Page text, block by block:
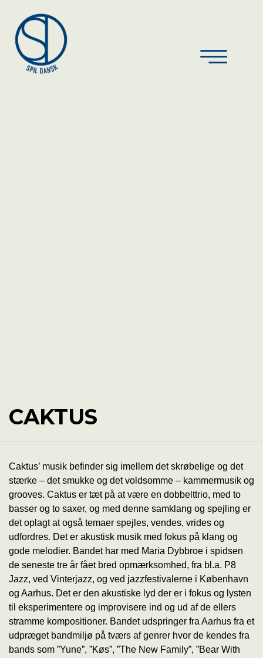
CAKTUS
Caktus’ musik befinder sig imellem det skrøbelige og det
stærke – det smukke og det voldsomme – kammermusik og
grooves. Caktus er tæt på at være en dobbelttrio, med to
basser og to saxer, og med denne samklang og spejling er
det oplagt at også temaer spejles, vendes, vrides og
udfordres. Det er akustisk musik med fokus på klang og
gode melodier. Bandet har med Maria Dybbroe i spidsen
de seneste tre år fået bred opmærksomhed, fra bl.a. P8
Jazz, ved Vinterjazz, og ved jazzfestivalerne i København
og Aarhus. Det er den akustiske lyd der er i fokus og lysten
til eksperimentere og improvisere ind og ud af de ellers
stramme kompositioner. Bandet udspringer fra Aarhus fra et
udpræget bandmiljø på tværs af genrer hvor de kendes fra
bands som ”Yune”, ”Køs”, ”The New Family”, ”Bear With